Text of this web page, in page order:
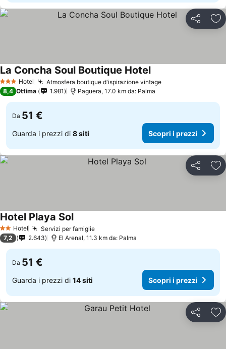
Condividi
3 StelleHotel Atmosfera boutique d'ispirazione vintage
La Concha Soul Boutique Hotel
8,4 Ottima 1.981 Paguera, 17.0 km da: Palma
Da 51 €
Guarda i prezzi di 8 siti Scopri i prezzi
Condividi
2 StelleHotel Servizi per famiglie
Hotel Playa Sol
7,2 2.643 El Arenal, 11.3 km da: Palma
Da 51 €
Guarda i prezzi di 14 siti Scopri i prezzi
Condividi